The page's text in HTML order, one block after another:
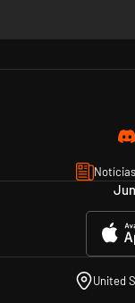
United